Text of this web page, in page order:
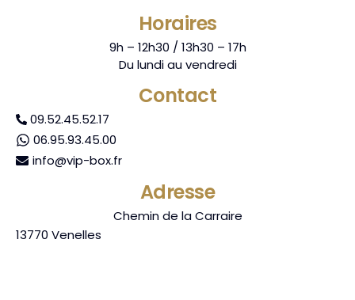
Adresse
Chemin de la Carraire
13770 Venelles
Contact
09.52.45.52.17
06.95.93.45.00
info@vip-box.fr
Horaires
9h – 12h30 / 13h30 – 17h
Du lundi au vendredi